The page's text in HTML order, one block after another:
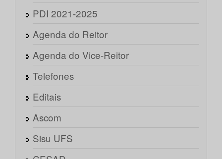
PDI 2021-2025
Agenda do Reitor
Agenda do Vice-Reitor
Telefones
Editais
Ascom
Sisu UFS